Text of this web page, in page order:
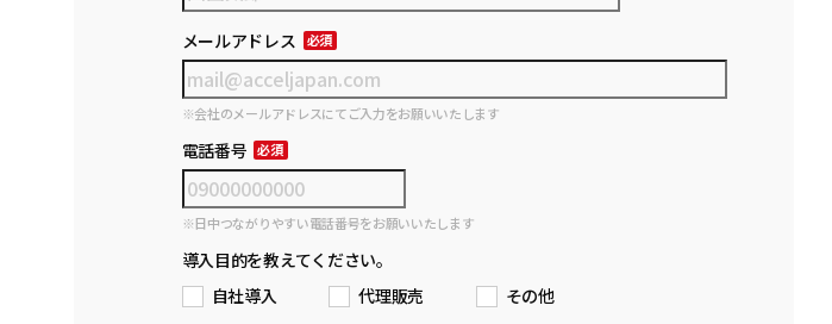
メールアドレス
※会社のメールアドレスにてご入力をお願いいたします
電話番号
※日中つながりやすい電話番号をお願いいたします
導入目的を教えてください。
自社導入
代理販売
その他